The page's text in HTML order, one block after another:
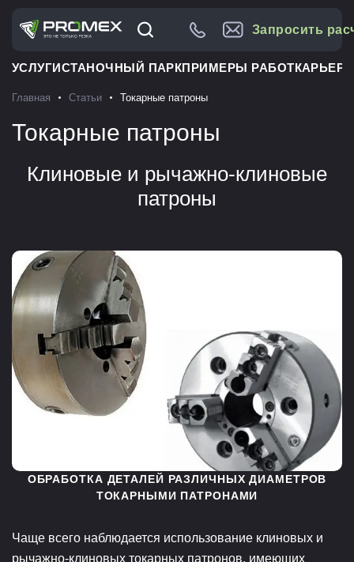
Запросить
УСЛУГИСТАНОЧНЫЙ ПАРКПРИМЕРЫ РАБОТКАРЬЕРА
Главная Статьи Токарные патроны
Токарные патроны
Клиновые и рычажно-клиновые
патроны
ОБРАБОТКА ДЕТАЛЕЙ РАЗЛИЧНЫХ ДИАМЕТРОВ
ТОКАРНЫМИ ПАТРОНАМИ
Чаще всего наблюдается использование клиновых и
рычажно-клиновых токарных патронов, имеющих